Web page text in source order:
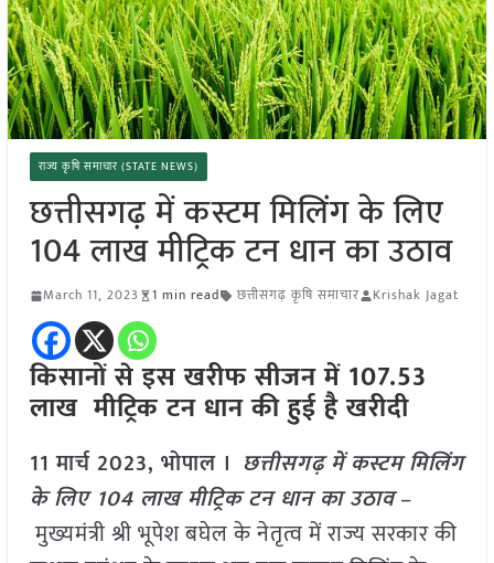
राज्य कृषि समाचार (STATE NEWS)
छत्तीसगढ़ में कस्टम मिलिंग के लिए
104 लाख मीट्रिक टन धान का उठाव
March 11, 2023 1 min read छत्तीसगढ़ कृषि समाचार Krishak Jagat
किसानों से इस खरीफ सीजन में 107.53
लाख मीट्रिक टन धान की हुई है खरीदी
11 मार्च 2023, भोपाल । छत्तीसगढ़ में कस्टम मिलिंग
के लिए 104 लाख मीट्रिक टन धान का उठाव–
मुख्यमंत्री श्री भूपेश बघेल के नेतृत्व में राज्य सरकार की